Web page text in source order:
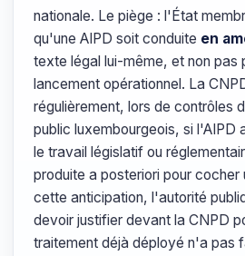
nationale. Le piège : l'État
qu'une AIPD soit conduite en
texte légal lui-même, et non pas
lancement opérationnel. La
régulièrement, lors de contrôles
public luxembourgeois, si l'AIPD
le travail législatif ou
produite a posteriori pour cocher
cette anticipation, l'autorité
devoir justifier devant la CNPD
traitement déjà déployé n'a pas